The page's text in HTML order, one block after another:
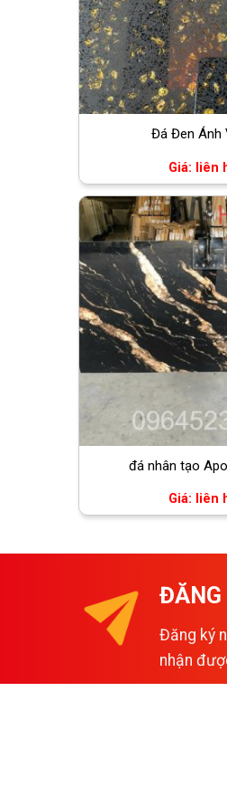
Đá Đen Ánh
Giá: liên
đá nhân tạo
Giá: liên
ĐĂNG
Đăng ký
nhận